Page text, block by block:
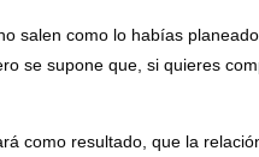
salen como lo habías
se supone que, si quieres
como resultado, que la